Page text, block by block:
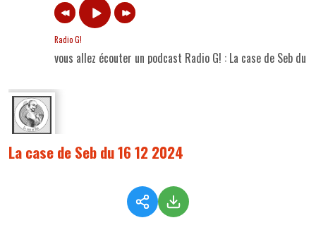
Radio G!
vous allez écouter un podcast Radio G! : La case de Seb du
La case de Seb du 16 12 2024